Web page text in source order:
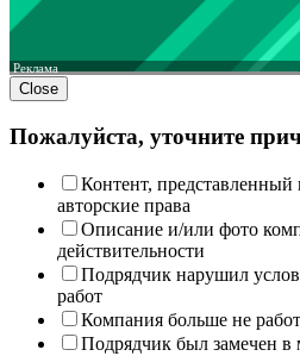
Реклама
Close
Пожалуйста, уточните
Контент,
авторские права
Описание и/или фото
действительности
Подрядчик нарушил
работ
Компания больше не
Подрядчик был замечен в